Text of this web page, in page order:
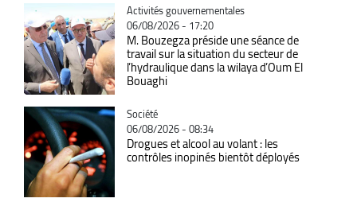
Catégorie
Activités gouvernementales
06/08/2026 - 17:20
M. Bouzegza préside une séance de
travail sur la situation du secteur de
l’hydraulique dans la wilaya d’Oum El
Bouaghi
Catégorie
Société
06/08/2026 - 08:34
Drogues et alcool au volant : les
contrôles inopinés bientôt déployés